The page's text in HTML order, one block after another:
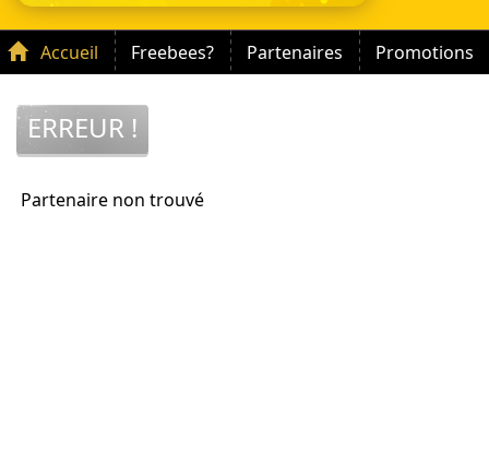
Accueil Freebees? Partenaires Promotions
ERREUR !
Partenaire non trouvé